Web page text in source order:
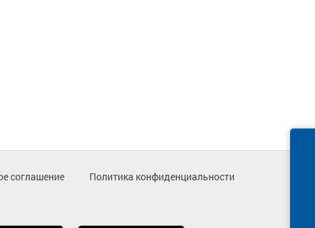
соглашение
Политика конфиденциальности